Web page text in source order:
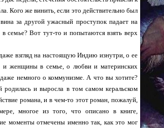
Кого же винить, если это действительно был
за другой ужасный проступок падает на
семье? Вот тут-то и попытаются взять верх
взгляд на настоящую Индию изнутри, о ее
женщины в семье, о любви и материнских
немного о коммунизме. А что вы хотите?
и выросла в том самом керальском
романа, и в чем-то этот роман, пожалуй,
многое из того, что описано в книге,
моменты отмечены именно так, как это мог